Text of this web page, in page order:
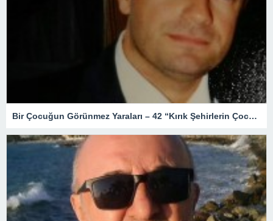
Bir Çocuğun Görünmez Yaraları – 42 “Kırık Şehirlerin Çocukları”